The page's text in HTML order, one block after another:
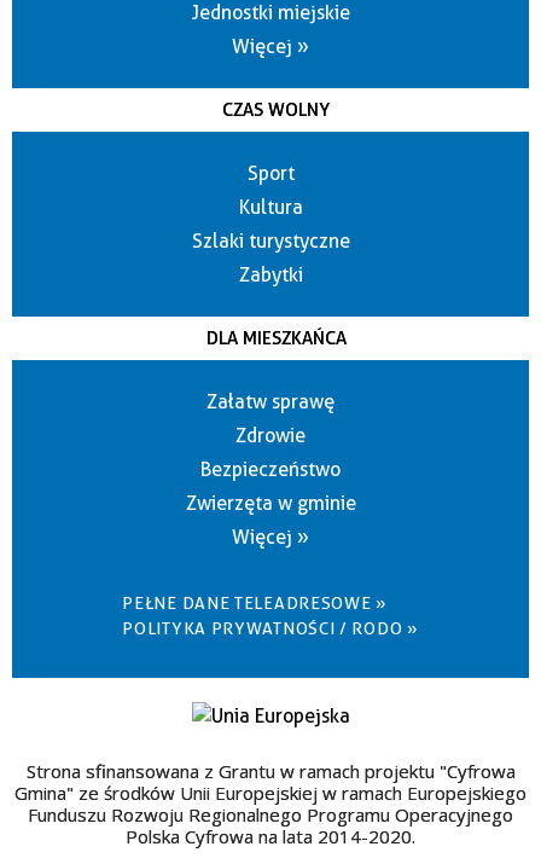
Jednostki miejskie
Więcej »
CZAS WOLNY
Sport
Kultura
Szlaki turystyczne
Zabytki
DLA MIESZKAŃCA
Załatw sprawę
Zdrowie
Bezpieczeństwo
Zwierzęta w gminie
Więcej »
PEŁNE DANE TELEADRESOWE »
POLITYKA PRYWATNOŚCI / RODO »
Strona sfinansowana z Grantu w ramach projektu "Cyfrowa
Gmina" ze środków Unii Europejskiej w ramach Europejskiego
Funduszu Rozwoju Regionalnego Programu Operacyjnego
Polska Cyfrowa na lata 2014-2020.